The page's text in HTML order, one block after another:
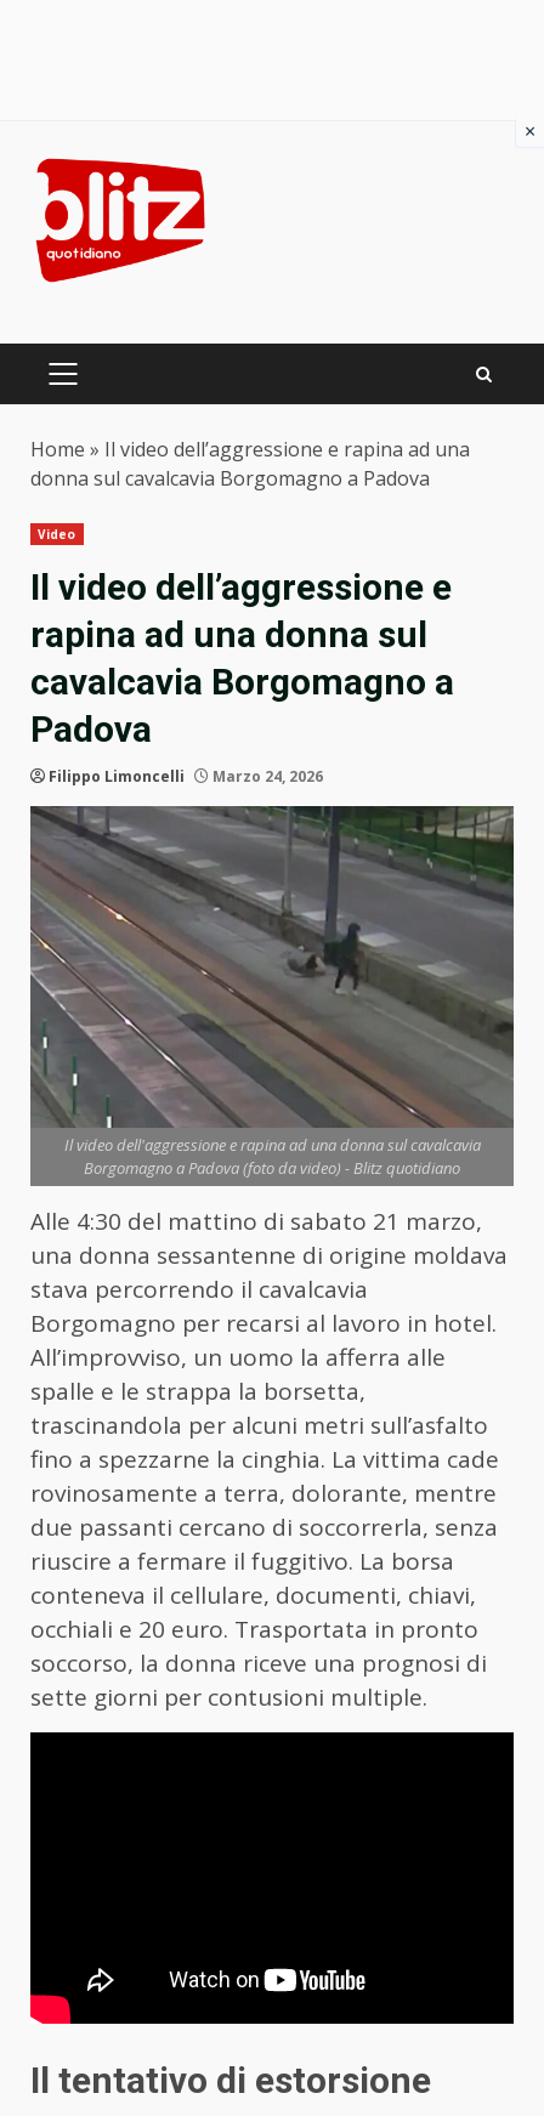
content
PRIMARY
Home » Il video dell’aggressione e rapina ad una
donna sul cavalcavia Borgomagno a Padova
Video
Il video dell’aggressione e
rapina ad una donna sul
cavalcavia Borgomagno a
Padova
Filippo Limoncelli Marzo 24, 2026
Il video dell'aggressione e rapina ad una donna sul cavalcavia
Borgomagno a Padova (foto da video) - Blitz quotidiano
Alle 4:30 del mattino di sabato 21 marzo,
una donna sessantenne di origine moldava
stava percorrendo il cavalcavia
Borgomagno per recarsi al lavoro in hotel.
All’improvviso, un uomo la afferra alle
spalle e le strappa la borsetta,
trascinandola per alcuni metri sull’asfalto
fino a spezzarne la cinghia. La vittima cade
rovinosamente a terra, dolorante, mentre
due passanti cercano di soccorrerla, senza
riuscire a fermare il fuggitivo. La borsa
conteneva il cellulare, documenti, chiavi,
occhiali e 20 euro. Trasportata in pronto
soccorso, la donna riceve una prognosi di
sette giorni per contusioni multiple.
Il tentativo di estorsione
×